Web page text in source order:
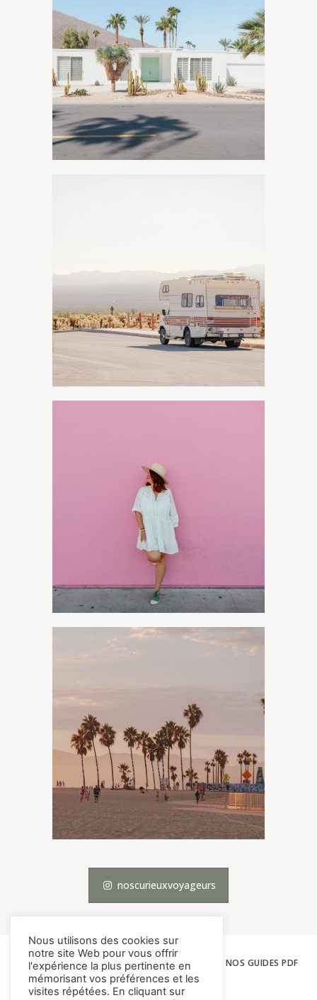
noscurieuxvoyageurs
ACCUEIL LES VOYAGES THÉMATIQUES
NOS GUIDES PDF
À PROPOS
CONTACT
Nous utilisons des cookies sur
notre site Web pour vous offrir
l'expérience la plus pertinente en
mémorisant vos préférences et les
visites répétées. En cliquant sur